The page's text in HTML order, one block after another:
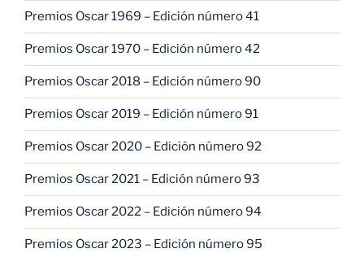
Premios Oscar 1969 – Edición número 41
Premios Oscar 1970 – Edición número 42
Premios Oscar 2018 – Edición número 90
Premios Oscar 2019 – Edición número 91
Premios Oscar 2020 – Edición número 92
Premios Oscar 2021 – Edición número 93
Premios Oscar 2022 – Edición número 94
Premios Oscar 2023 – Edición número 95